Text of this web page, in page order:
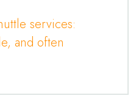
services:
and often